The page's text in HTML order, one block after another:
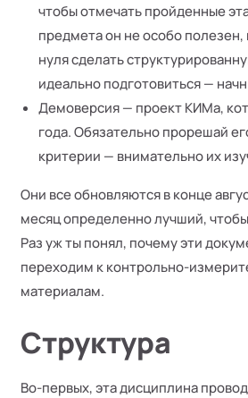
чтобы отмечать пройденные
предмета он не особо полезен,
нуля сделать
идеально подготовиться —
Демоверсия — проект КИМа,
года. Обязательно прорешай
критерии — внимательно их
Они все обновляются в конце
месяц определенно лучший,
Раз уж ты понял, почему эти
переходим к контрольно-
материалам.
Структура
Во-первых, эта дисциплина